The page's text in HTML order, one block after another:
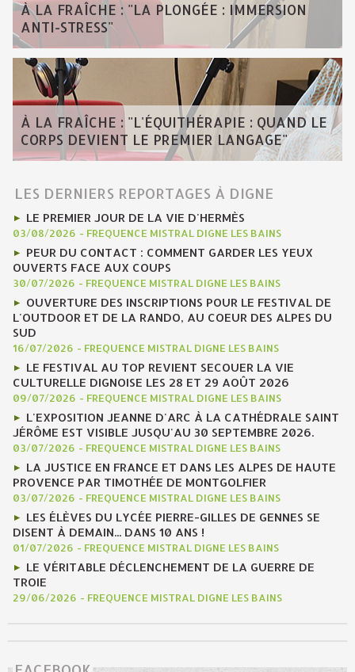
À LA FRAÎCHE : "LA PLONGÉE : IMMERSION
ANTI-STRESS"
À LA FRAÎCHE : "L'ÉQUITHÉRAPIE : QUAND LE
CORPS DEVIENT LE PREMIER LANGAGE"
LES DERNIERS REPORTAGES À DIGNE
LE PREMIER JOUR DE LA VIE D'HERMÈS
03/08/2026 - FREQUENCE MISTRAL DIGNE LES BAINS
PEUR DU CONTACT : COMMENT GARDER LES YEUX
OUVERTS FACE AUX COUPS
30/07/2026 - FREQUENCE MISTRAL DIGNE LES BAINS
OUVERTURE DES INSCRIPTIONS POUR LE FESTIVAL DE
L'OUTDOOR ET DE LA RANDO, AU COEUR DES ALPES DU
SUD
16/07/2026 - FREQUENCE MISTRAL DIGNE LES BAINS
LE FESTIVAL AU TOP REVIENT SECOUER LA VIE
CULTURELLE DIGNOISE LES 28 ET 29 AOÛT 2026
09/07/2026 - FREQUENCE MISTRAL DIGNE LES BAINS
L'EXPOSITION JEANNE D'ARC À LA CATHÉDRALE SAINT
JÉRÔME EST VISIBLE JUSQU'AU 30 SEPTEMBRE 2026.
03/07/2026 - FREQUENCE MISTRAL DIGNE LES BAINS
LA JUSTICE EN FRANCE ET DANS LES ALPES DE HAUTE
PROVENCE PAR TIMOTHÉE DE MONTGOLFIER
03/07/2026 - FREQUENCE MISTRAL DIGNE LES BAINS
LES ÉLÈVES DU LYCÉE PIERRE-GILLES DE GENNES SE
DISENT À DEMAIN... DANS 10 ANS !
01/07/2026 - FREQUENCE MISTRAL DIGNE LES BAINS
LE VÉRITABLE DÉCLENCHEMENT DE LA GUERRE DE
TROIE
29/06/2026 - FREQUENCE MISTRAL DIGNE LES BAINS